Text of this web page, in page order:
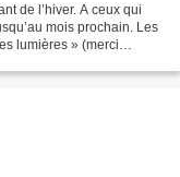
de l’hiver. A ceux qui
mois prochain. Les
lumières » (merci